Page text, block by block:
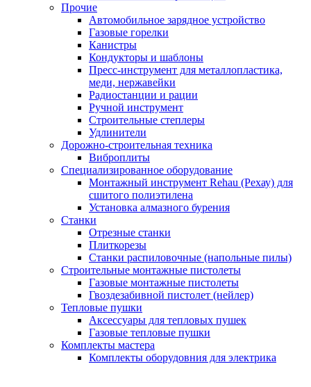
Прочие
Автомобильное зарядное устройство
Газовые горелки
Канистры
Кондукторы и шаблоны
Пресс-инструмент для металлопластика,
меди, нержавейки
Радиостанции и рации
Ручной инструмент
Строительные степлеры
Удлинители
Дорожно-строительная техника
Виброплиты
Специализированное оборудование
Монтажный инструмент Rehau (Рехау) для
сшитого полиэтилена
Установка алмазного бурения
Станки
Отрезные станки
Плиткорезы
Станки распиловочные (напольные пилы)
Строительные монтажные пистолеты
Газовые монтажные пистолеты
Гвоздезабивной пистолет (нейлер)
Тепловые пушки
Аксессуары для тепловых пушек
Газовые тепловые пушки
Комплекты мастера
Комплекты оборудовния для электрика